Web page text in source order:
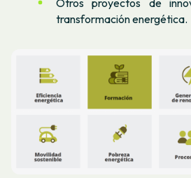
Otros proyectos de
transformación energética.